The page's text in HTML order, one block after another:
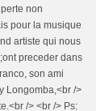
non
pour la musique
artiste qui nous
preceder dans
son ami
Longomba,<br />
/> <br /> Ps: